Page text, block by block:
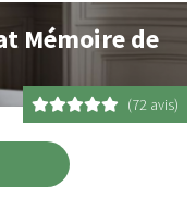
Mémoire de
(72 avis)